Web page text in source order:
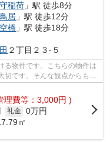
稲荷 」駅 徒歩8分
居 」駅 徒歩12分
橋 」駅 徒歩18分
２丁目２３-５
る物件です。こちらの物件は
です。そんな観点からもお
理費等：3,000円 )
礼金 0万円
㎡